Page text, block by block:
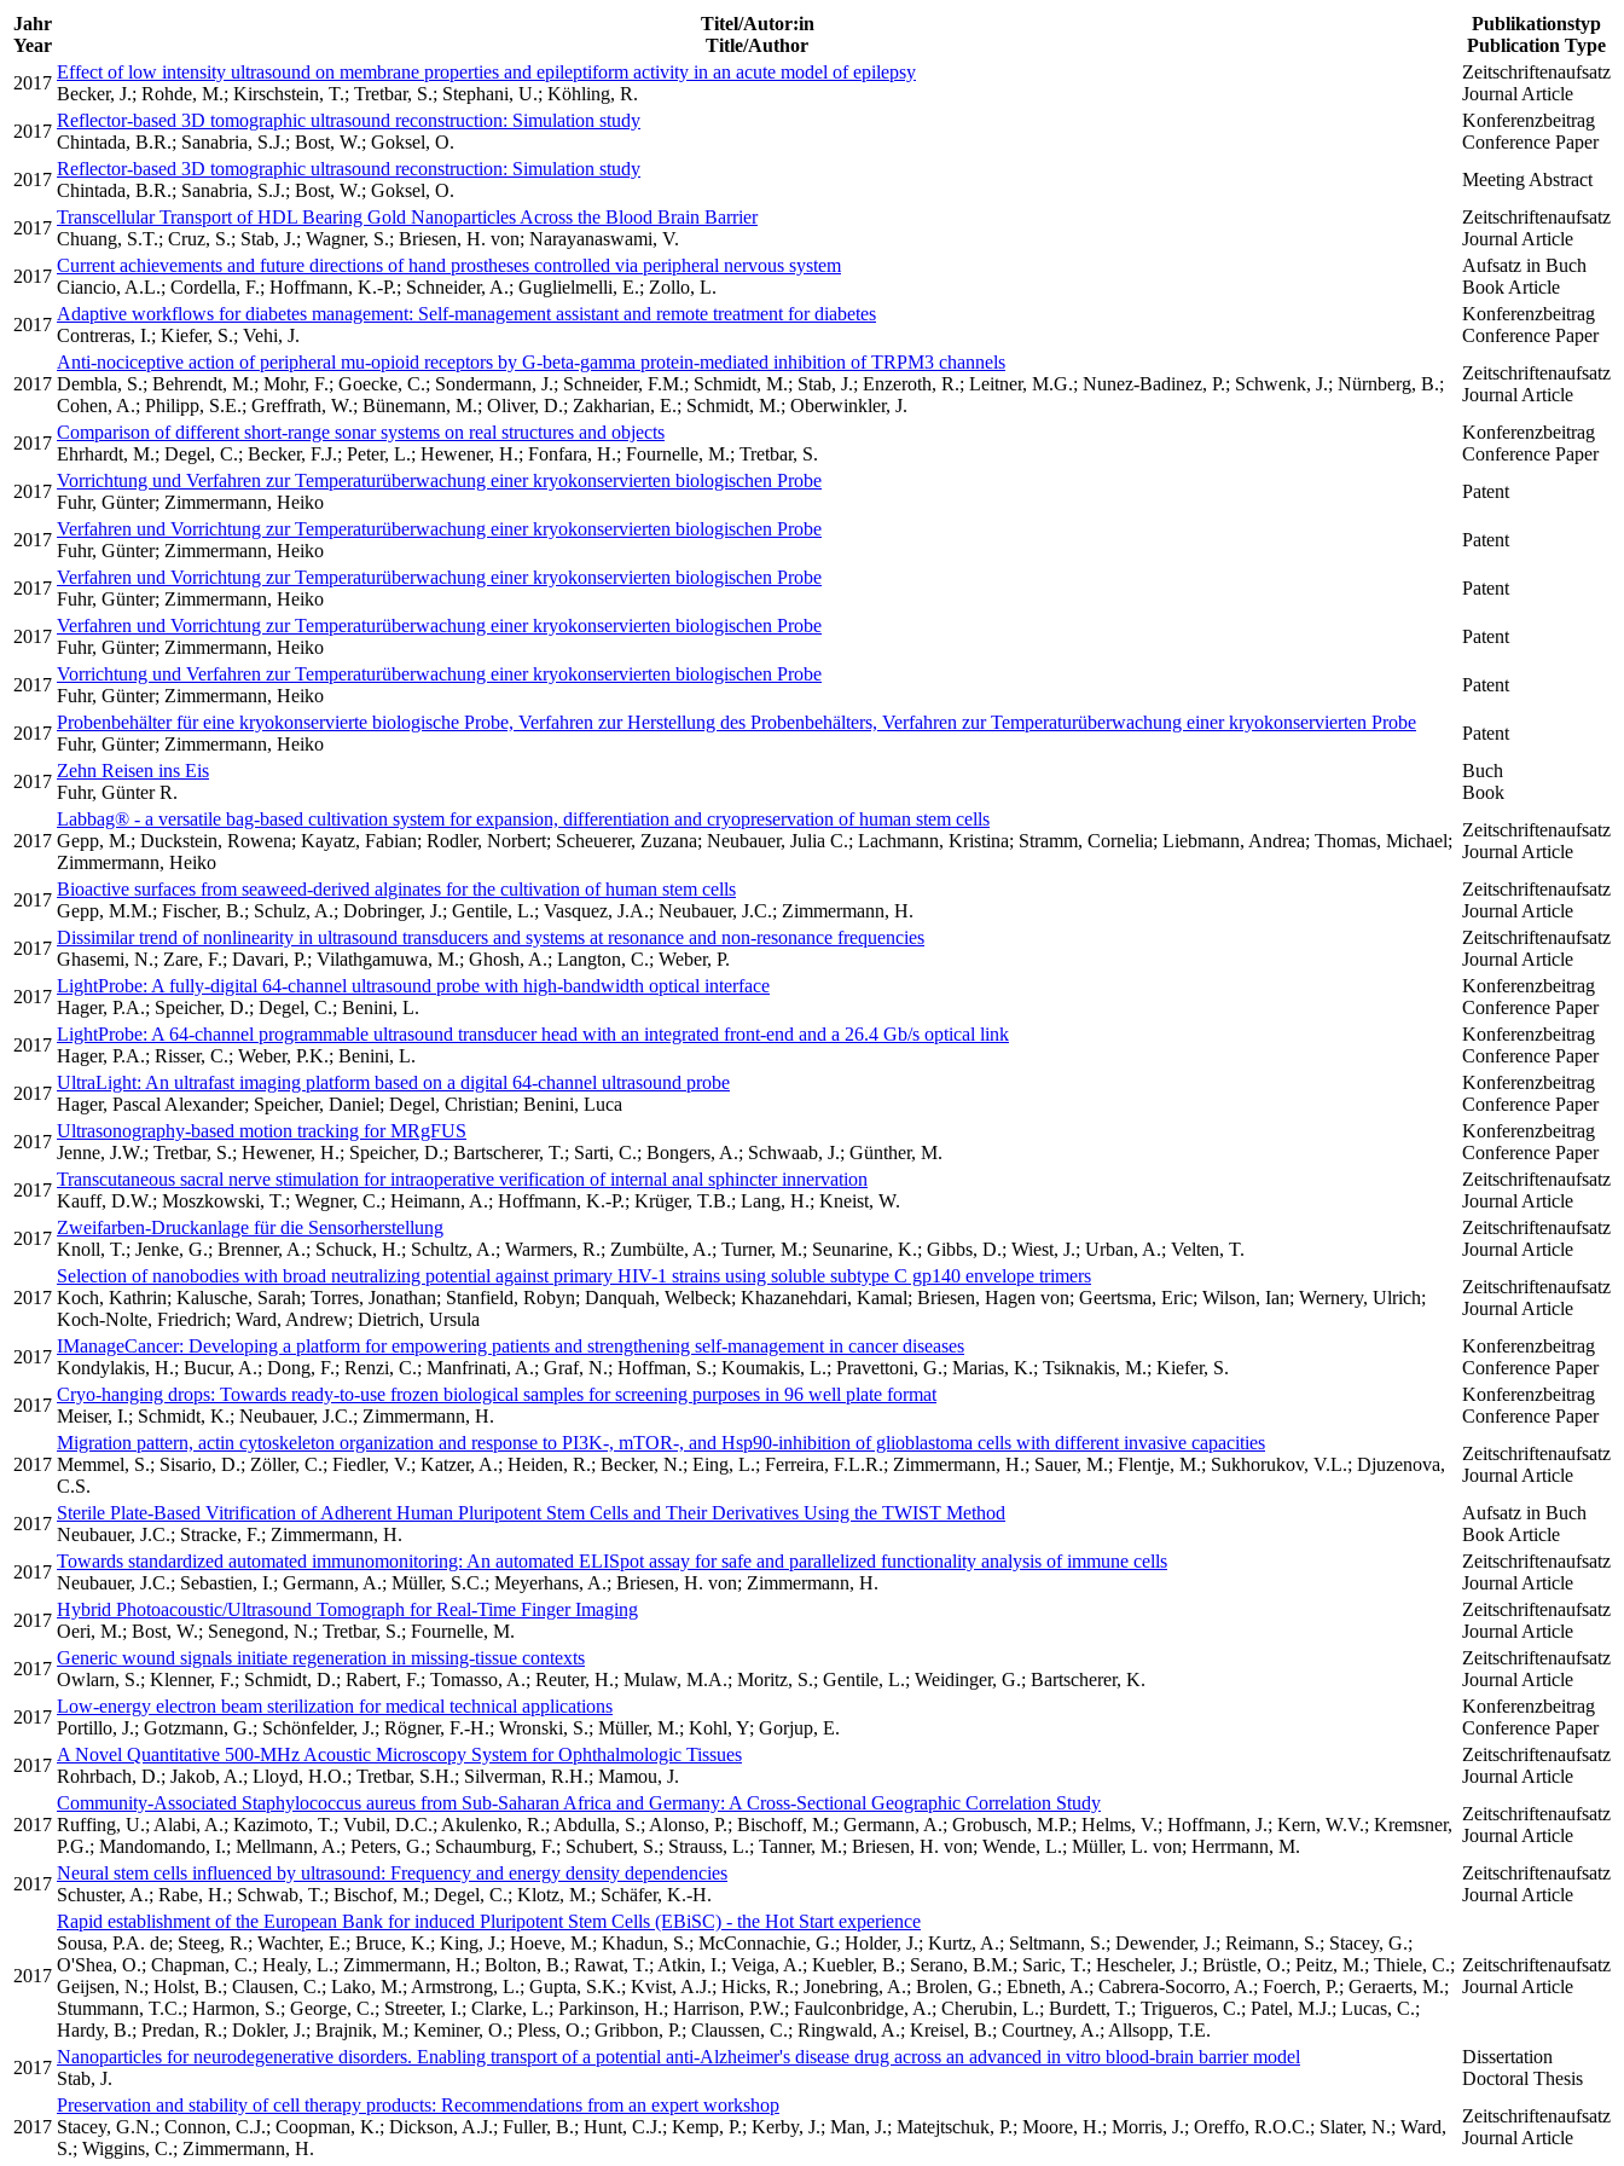
Jahr
Year
Titel/Autor:in
Title/Author
Publikationstyp
Publication Type
2017
Effect of low intensity ultrasound on membrane properties and epileptiform activity in an acute model of epilepsy
Becker, J.; Rohde, M.; Kirschstein, T.; Tretbar, S.; Stephani, U.; Köhling, R.
Zeitschriftenaufsatz
Journal Article
2017
Reflector-based 3D tomographic ultrasound reconstruction: Simulation study
Chintada, B.R.; Sanabria, S.J.; Bost, W.; Goksel, O.
Konferenzbeitrag
Conference Paper
2017
Reflector-based 3D tomographic ultrasound reconstruction: Simulation study
Chintada, B.R.; Sanabria, S.J.; Bost, W.; Goksel, O.
Meeting Abstract
2017
Transcellular Transport of HDL Bearing Gold Nanoparticles Across the Blood Brain Barrier
Chuang, S.T.; Cruz, S.; Stab, J.; Wagner, S.; Briesen, H. von; Narayanaswami, V.
Zeitschriftenaufsatz
Journal Article
2017
Current achievements and future directions of hand prostheses controlled via peripheral nervous system
Ciancio, A.L.; Cordella, F.; Hoffmann, K.-P.; Schneider, A.; Guglielmelli, E.; Zollo, L.
Aufsatz in Buch
Book Article
2017
Adaptive workflows for diabetes management: Self-management assistant and remote treatment for diabetes
Contreras, I.; Kiefer, S.; Vehi, J.
Konferenzbeitrag
Conference Paper
2017
Anti-nociceptive action of peripheral mu-opioid receptors by G-beta-gamma protein-mediated inhibition of TRPM3 channels
Dembla, S.; Behrendt, M.; Mohr, F.; Goecke, C.; Sondermann, J.; Schneider, F.M.; Schmidt, M.; Stab, J.; Enzeroth, R.; Leitner, M.G.; Nunez-Badinez, P.; Schwenk, J.; Nürnberg, B.;
Cohen, A.; Philipp, S.E.; Greffrath, W.; Bünemann, M.; Oliver, D.; Zakharian, E.; Schmidt, M.; Oberwinkler, J.
Zeitschriftenaufsatz
Journal Article
2017
Comparison of different short-range sonar systems on real structures and objects
Ehrhardt, M.; Degel, C.; Becker, F.J.; Peter, L.; Hewener, H.; Fonfara, H.; Fournelle, M.; Tretbar, S.
Konferenzbeitrag
Conference Paper
2017
Vorrichtung und Verfahren zur Temperaturüberwachung einer kryokonservierten biologischen Probe
Fuhr, Günter; Zimmermann, Heiko
Patent
2017
Verfahren und Vorrichtung zur Temperaturüberwachung einer kryokonservierten biologischen Probe
Fuhr, Günter; Zimmermann, Heiko
Patent
2017
Verfahren und Vorrichtung zur Temperaturüberwachung einer kryokonservierten biologischen Probe
Fuhr, Günter; Zimmermann, Heiko
Patent
2017
Verfahren und Vorrichtung zur Temperaturüberwachung einer kryokonservierten biologischen Probe
Fuhr, Günter; Zimmermann, Heiko
Patent
2017
Vorrichtung und Verfahren zur Temperaturüberwachung einer kryokonservierten biologischen Probe
Fuhr, Günter; Zimmermann, Heiko
Patent
2017
Probenbehälter für eine kryokonservierte biologische Probe, Verfahren zur Herstellung des Probenbehälters, Verfahren zur Temperaturüberwachung einer kryokonservierten Probe
Fuhr, Günter; Zimmermann, Heiko
Patent
2017
Zehn Reisen ins Eis
Fuhr, Günter R.
Buch
Book
2017
Labbag® - a versatile bag-based cultivation system for expansion, differentiation and cryopreservation of human stem cells
Gepp, M.; Duckstein, Rowena; Kayatz, Fabian; Rodler, Norbert; Scheuerer, Zuzana; Neubauer, Julia C.; Lachmann, Kristina; Stramm, Cornelia; Liebmann, Andrea; Thomas, Michael;
Zimmermann, Heiko
Zeitschriftenaufsatz
Journal Article
2017
Bioactive surfaces from seaweed-derived alginates for the cultivation of human stem cells
Gepp, M.M.; Fischer, B.; Schulz, A.; Dobringer, J.; Gentile, L.; Vasquez, J.A.; Neubauer, J.C.; Zimmermann, H.
Zeitschriftenaufsatz
Journal Article
2017
Dissimilar trend of nonlinearity in ultrasound transducers and systems at resonance and non-resonance frequencies
Ghasemi, N.; Zare, F.; Davari, P.; Vilathgamuwa, M.; Ghosh, A.; Langton, C.; Weber, P.
Zeitschriftenaufsatz
Journal Article
2017
LightProbe: A fully-digital 64-channel ultrasound probe with high-bandwidth optical interface
Hager, P.A.; Speicher, D.; Degel, C.; Benini, L.
Konferenzbeitrag
Conference Paper
2017
LightProbe: A 64-channel programmable ultrasound transducer head with an integrated front-end and a 26.4 Gb/s optical link
Hager, P.A.; Risser, C.; Weber, P.K.; Benini, L.
Konferenzbeitrag
Conference Paper
2017
UltraLight: An ultrafast imaging platform based on a digital 64-channel ultrasound probe
Hager, Pascal Alexander; Speicher, Daniel; Degel, Christian; Benini, Luca
Konferenzbeitrag
Conference Paper
2017
Ultrasonography-based motion tracking for MRgFUS
Jenne, J.W.; Tretbar, S.; Hewener, H.; Speicher, D.; Bartscherer, T.; Sarti, C.; Bongers, A.; Schwaab, J.; Günther, M.
Konferenzbeitrag
Conference Paper
2017
Transcutaneous sacral nerve stimulation for intraoperative verification of internal anal sphincter innervation
Kauff, D.W.; Moszkowski, T.; Wegner, C.; Heimann, A.; Hoffmann, K.-P.; Krüger, T.B.; Lang, H.; Kneist, W.
Zeitschriftenaufsatz
Journal Article
2017
Zweifarben-Druckanlage für die Sensorherstellung
Knoll, T.; Jenke, G.; Brenner, A.; Schuck, H.; Schultz, A.; Warmers, R.; Zumbülte, A.; Turner, M.; Seunarine, K.; Gibbs, D.; Wiest, J.; Urban, A.; Velten, T.
Zeitschriftenaufsatz
Journal Article
2017
Selection of nanobodies with broad neutralizing potential against primary HIV-1 strains using soluble subtype C gp140 envelope trimers
Koch, Kathrin; Kalusche, Sarah; Torres, Jonathan; Stanfield, Robyn; Danquah, Welbeck; Khazanehdari, Kamal; Briesen, Hagen von; Geertsma, Eric; Wilson, Ian; Wernery, Ulrich;
Koch-Nolte, Friedrich; Ward, Andrew; Dietrich, Ursula
Zeitschriftenaufsatz
Journal Article
2017
IManageCancer: Developing a platform for empowering patients and strengthening self-management in cancer diseases
Kondylakis, H.; Bucur, A.; Dong, F.; Renzi, C.; Manfrinati, A.; Graf, N.; Hoffman, S.; Koumakis, L.; Pravettoni, G.; Marias, K.; Tsiknakis, M.; Kiefer, S.
Konferenzbeitrag
Conference Paper
2017
Cryo-hanging drops: Towards ready-to-use frozen biological samples for screening purposes in 96 well plate format
Meiser, I.; Schmidt, K.; Neubauer, J.C.; Zimmermann, H.
Konferenzbeitrag
Conference Paper
2017
Migration pattern, actin cytoskeleton organization and response to PI3K-, mTOR-, and Hsp90-inhibition of glioblastoma cells with different invasive capacities
Memmel, S.; Sisario, D.; Zöller, C.; Fiedler, V.; Katzer, A.; Heiden, R.; Becker, N.; Eing, L.; Ferreira, F.L.R.; Zimmermann, H.; Sauer, M.; Flentje, M.; Sukhorukov, V.L.; Djuzenova,
C.S.
Zeitschriftenaufsatz
Journal Article
2017
Sterile Plate-Based Vitrification of Adherent Human Pluripotent Stem Cells and Their Derivatives Using the TWIST Method
Neubauer, J.C.; Stracke, F.; Zimmermann, H.
Aufsatz in Buch
Book Article
2017
Towards standardized automated immunomonitoring: An automated ELISpot assay for safe and parallelized functionality analysis of immune cells
Neubauer, J.C.; Sebastien, I.; Germann, A.; Müller, S.C.; Meyerhans, A.; Briesen, H. von; Zimmermann, H.
Zeitschriftenaufsatz
Journal Article
2017
Hybrid Photoacoustic/Ultrasound Tomograph for Real-Time Finger Imaging
Oeri, M.; Bost, W.; Senegond, N.; Tretbar, S.; Fournelle, M.
Zeitschriftenaufsatz
Journal Article
2017
Generic wound signals initiate regeneration in missing-tissue contexts
Owlarn, S.; Klenner, F.; Schmidt, D.; Rabert, F.; Tomasso, A.; Reuter, H.; Mulaw, M.A.; Moritz, S.; Gentile, L.; Weidinger, G.; Bartscherer, K.
Zeitschriftenaufsatz
Journal Article
2017
Low-energy electron beam sterilization for medical technical applications
Portillo, J.; Gotzmann, G.; Schönfelder, J.; Rögner, F.-H.; Wronski, S.; Müller, M.; Kohl, Y; Gorjup, E.
Konferenzbeitrag
Conference Paper
2017
A Novel Quantitative 500-MHz Acoustic Microscopy System for Ophthalmologic Tissues
Rohrbach, D.; Jakob, A.; Lloyd, H.O.; Tretbar, S.H.; Silverman, R.H.; Mamou, J.
Zeitschriftenaufsatz
Journal Article
2017
Community-Associated Staphylococcus aureus from Sub-Saharan Africa and Germany: A Cross-Sectional Geographic Correlation Study
Ruffing, U.; Alabi, A.; Kazimoto, T.; Vubil, D.C.; Akulenko, R.; Abdulla, S.; Alonso, P.; Bischoff, M.; Germann, A.; Grobusch, M.P.; Helms, V.; Hoffmann, J.; Kern, W.V.; Kremsner,
P.G.; Mandomando, I.; Mellmann, A.; Peters, G.; Schaumburg, F.; Schubert, S.; Strauss, L.; Tanner, M.; Briesen, H. von; Wende, L.; Müller, L. von; Herrmann, M.
Zeitschriftenaufsatz
Journal Article
2017
Neural stem cells influenced by ultrasound: Frequency and energy density dependencies
Schuster, A.; Rabe, H.; Schwab, T.; Bischof, M.; Degel, C.; Klotz, M.; Schäfer, K.-H.
Zeitschriftenaufsatz
Journal Article
2017
Rapid establishment of the European Bank for induced Pluripotent Stem Cells (EBiSC) - the Hot Start experience
Sousa, P.A. de; Steeg, R.; Wachter, E.; Bruce, K.; King, J.; Hoeve, M.; Khadun, S.; McConnachie, G.; Holder, J.; Kurtz, A.; Seltmann, S.; Dewender, J.; Reimann, S.; Stacey, G.;
O'Shea, O.; Chapman, C.; Healy, L.; Zimmermann, H.; Bolton, B.; Rawat, T.; Atkin, I.; Veiga, A.; Kuebler, B.; Serano, B.M.; Saric, T.; Hescheler, J.; Brüstle, O.; Peitz, M.; Thiele, C.;
Geijsen, N.; Holst, B.; Clausen, C.; Lako, M.; Armstrong, L.; Gupta, S.K.; Kvist, A.J.; Hicks, R.; Jonebring, A.; Brolen, G.; Ebneth, A.; Cabrera-Socorro, A.; Foerch, P.; Geraerts, M.;
Stummann, T.C.; Harmon, S.; George, C.; Streeter, I.; Clarke, L.; Parkinson, H.; Harrison, P.W.; Faulconbridge, A.; Cherubin, L.; Burdett, T.; Trigueros, C.; Patel, M.J.; Lucas, C.;
Hardy, B.; Predan, R.; Dokler, J.; Brajnik, M.; Keminer, O.; Pless, O.; Gribbon, P.; Claussen, C.; Ringwald, A.; Kreisel, B.; Courtney, A.; Allsopp, T.E.
Zeitschriftenaufsatz
Journal Article
2017
Nanoparticles for neurodegenerative disorders. Enabling transport of a potential anti-Alzheimer's disease drug across an advanced in vitro blood-brain barrier model
Stab, J.
Dissertation
Doctoral Thesis
2017
Preservation and stability of cell therapy products: Recommendations from an expert workshop
Stacey, G.N.; Connon, C.J.; Coopman, K.; Dickson, A.J.; Fuller, B.; Hunt, C.J.; Kemp, P.; Kerby, J.; Man, J.; Matejtschuk, P.; Moore, H.; Morris, J.; Oreffo, R.O.C.; Slater, N.; Ward,
S.; Wiggins, C.; Zimmermann, H.
Zeitschriftenaufsatz
Journal Article